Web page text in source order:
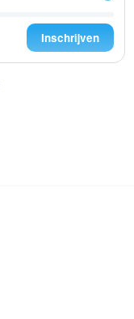
Inschrijven